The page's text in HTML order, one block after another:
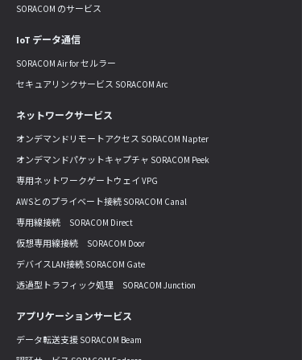
SORACOM のサービス
IoT データ通信
SORACOM Air for セルラー
セキュアリンクサービス SORACOM Arc
ネットワークサービス
オンデマンドリモートアクセス SORACOM Napter
オンデマンドパケットキャプチャ SORACOM Peek
専用ネットワークゲートウェイ VPG
AWSとのプライベート接続 SORACOM Canal
専用線接続 SORACOM Direct
仮想専用線接続 SORACOM Door
デバイスLAN接続 SORACOM Gate
透過型トラフィック処理 SORACOM Junction
アプリケーションサービス
データ転送支援 SORACOM Beam